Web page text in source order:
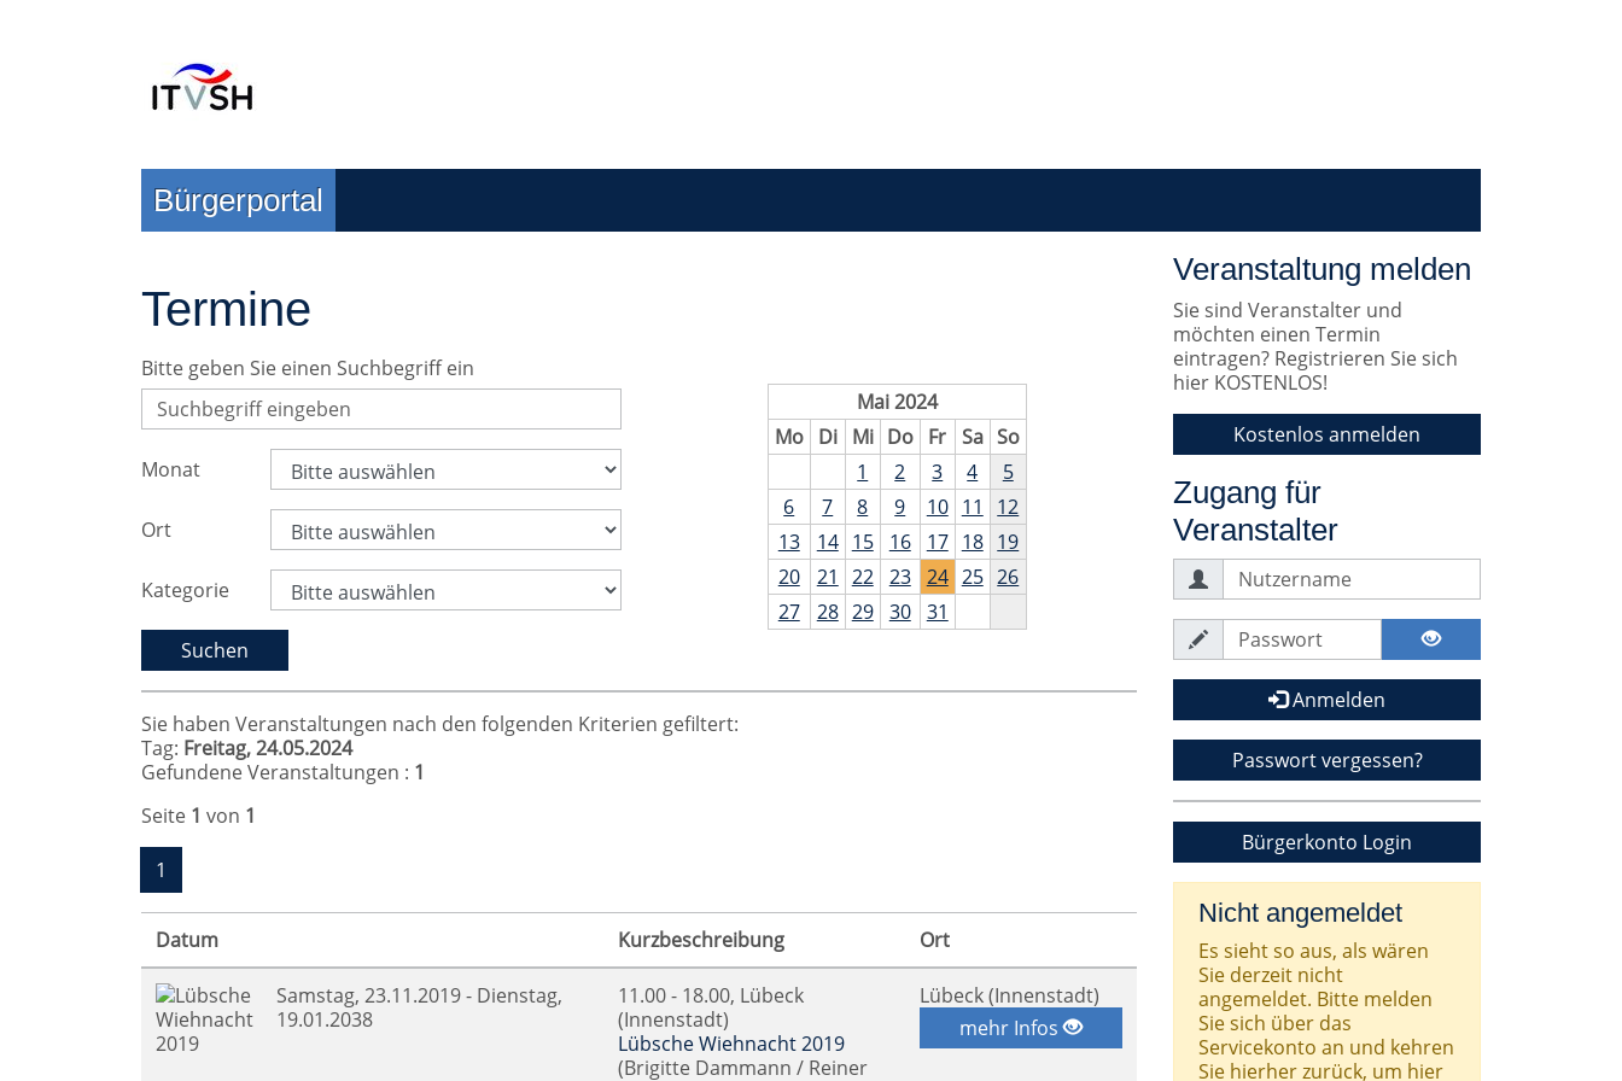
Bürgerportal
Termine
Mai 2024
Mo
Di Mi Do Fr Sa So
1
2 3 4
5
6
7 8 9 10 11
12
13
14 15 16 17 18 19
20
21 22 23 24 25 26
27
28 29 30 31
Bitte geben Sie einen Suchbegriff ein
Monat
Ort
Kategorie
Sie haben Veranstaltungen nach den folgenden Kriterien gefiltert:
Tag: Freitag, 24.05.2024
Gefundene Veranstaltungen : 1
Seite 1 von 1
1
Datum Kurzbeschreibung Ort
Samstag, 23.11.2019 - Dienstag,
19.01.2038
11.00 - 18.00, Lübeck
(Innenstadt)
Lübsche Wiehnacht 2019
(Brigitte Dammann / Reiner
Lübeck (Innenstadt)
mehr Infos
Veranstaltung melden
Sie sind Veranstalter und
möchten einen Termin
eintragen? Registrieren Sie sich
hier KOSTENLOS!
Kostenlos anmelden
Zugang für
Veranstalter
Anmelden
Passwort vergessen?
Bürgerkonto Login
Nicht angemeldet
Es sieht so aus, als wären
Sie derzeit nicht
angemeldet. Bitte melden
Sie sich über das
Servicekonto an und kehren
Sie hierher zurück, um hier